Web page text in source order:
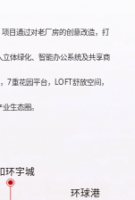
目通过对老厂房的创意改造，打
体绿化、智能办公系统及共享商
重花园平台，LOFT舒放空间，
生态圈。
环宇城
环球港